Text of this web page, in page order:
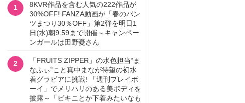
1
8KVR作品を含む人気の222作品が
30%OFF! FANZA動画が「春のパン
ツまつり30％OFF」第2弾を明日1
日(水)朝9:59まで開催～キャンペー
ンガールは田野憂さん
2
「FRUITS ZIPPER」の水色担当“ま
なふぃ”こと真中まなが待望の初水
着グラビアに挑戦! 「週刊プレイボ
ーイ」でメリハリのある美ボディを
披露～「ビキニとか下着みたいなも